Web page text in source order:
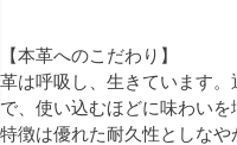
【本革へのこだわり】
革は呼吸し、生きています
で、使い込むほどに味わい
特徴は優れた耐久性としな